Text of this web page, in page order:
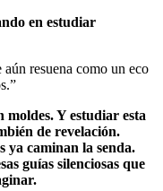
en estudiar
resuena como un eco
moldes. Y estudiar esta
de revelación.
ya caminan la senda.
guías silenciosas que